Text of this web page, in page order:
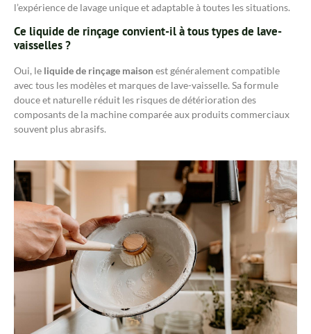
l’expérience de lavage unique et adaptable à toutes les situations.
Ce liquide de rinçage convient-il à tous types de lave-
vaisselles ?
Oui, le liquide de rinçage maisonest généralement compatible
avec tous les modèles et marques de lave-vaisselle. Sa formule
douce et naturelle réduit les risques de détérioration des
composants de la machine comparée aux produits commerciaux
souvent plus abrasifs.